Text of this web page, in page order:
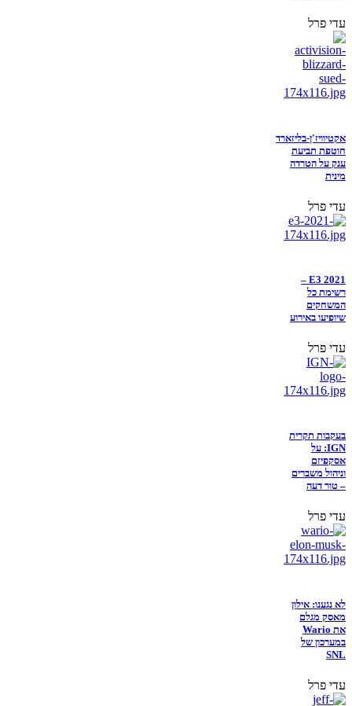
עדי פרל
אקטיוויז'ן-בליזארד
חוטפת תביעת
ענק על הטרדה
מינית
עדי פרל
E3 2021 –
רשימת כל
המשחקים
שיופיעו באירוע
עדי פרל
בעקבות תקרית
IGN: על
אסקפיזם
וניהול משברים
– טור דעה
עדי פרל
לא נגענו: אילון
מאסק מגלם
את Wario
במערכון של
SNL
עדי פרל